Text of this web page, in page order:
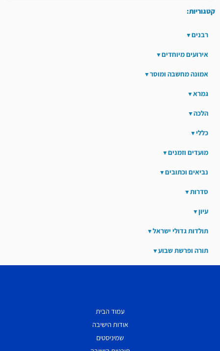
קטגוריות:
רבנים
אירועים מיוחדים
אמונה מחשבה ומוסר
גמרא
הלכה
כללי
מועדים וזמנים
נביאים וכתובים
סדרות
עיון
תולדות גדולי ישראל
תורה ופרשת שבוע
עמוד הבית
אודות הישיבה
שמיניסטים